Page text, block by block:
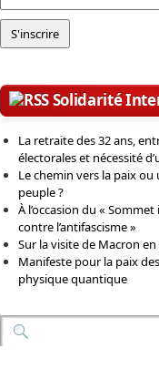
Solidarité
La retraite des 32 ans,
électorales et nécessité
Le chemin vers la paix
peuple ?
À l’occasion du «
contre l’antifascisme »
Sur la visite de Macron en
Manifeste pour la paix
physique quantique